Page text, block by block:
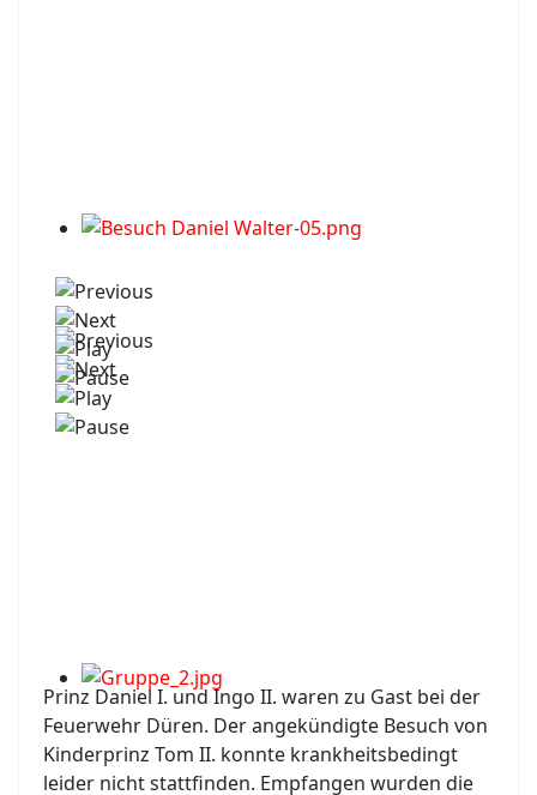
Prinz Daniel I. und Ingo II. waren zu Gast bei der
Feuerwehr Düren. Der angekündigte Besuch von
Kinderprinz Tom II. konnte krankheitsbedingt
leider nicht stattfinden. Empfangen wurden die